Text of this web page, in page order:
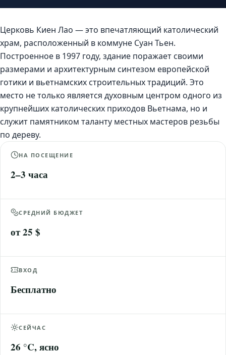
Церковь Киен Лао — это впечатляющий католический
храм, расположенный в коммуне Суан Тьен.
Построенное в 1997 году, здание поражает своими
размерами и архитектурным синтезом европейской
готики и вьетнамских строительных традиций. Это
место не только является духовным центром одного из
крупнейших католических приходов Вьетнама, но и
служит памятником таланту местных мастеров резьбы
по дереву.
НА ПОСЕЩЕНИЕ
2–3 часа
СРЕДНИЙ БЮДЖЕТ
от 25 $
ВХОД
Бесплатно
СЕЙЧАС
26 °C, ясно